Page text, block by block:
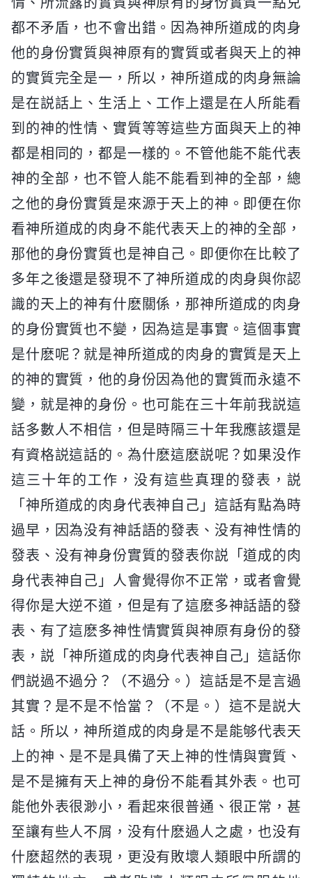
都不矛盾，也不會出錯。因為神所道成的肉身
他的身份實質與神原有的實質或者與天上的神
的實質完全是一，所以，神所道成的肉身無論
是在説話上、生活上、工作上還是在人所能看
到的神的性情、實質等等這些方面與天上的神
都是相同的，都是一樣的。不管他能不能代表
神的全部，也不管人能不能看到神的全部，總
之他的身份實質是來源于天上的神。即便在你
看神所道成的肉身不能代表天上的神的全部，
那他的身份實質也是神自己。即便你在比較了
多年之後還是發現不了神所道成的肉身與你認
識的天上的神有什麽關係，那神所道成的肉身
的身份實質也不變，因為這是事實。這個事實
是什麽呢？就是神所道成的肉身的實質是天上
的神的實質，他的身份因為他的實質而永遠不
變，就是神的身份。也可能在三十年前我説這
話多數人不相信，但是時隔三十年我應該還是
有資格説這話的。為什麽這麽説呢？如果没作
這三十年的工作，没有這些真理的發表，説
「神所道成的肉身代表神自己」這話有點為時
過早，因為没有神話語的發表、没有神性情的
發表、没有神身份實質的發表你説「道成的肉
身代表神自己」人會覺得你不正常，或者會覺
得你是大逆不道，但是有了這麽多神話語的發
表、有了這麽多神性情實質與神原有身份的發
表，説「神所道成的肉身代表神自己」這話你
們説過不過分？（不過分。）這話是不是言過
其實？是不是不恰當？（不是。）這不是説大
話。所以，神所道成的肉身是不是能够代表天
上的神、是不是具備了天上神的性情與實質、
是不是擁有天上神的身份不能看其外表。也可
能他外表很渺小，看起來很普通、很正常，甚
至讓有些人不屑，没有什麽過人之處，也没有
什麽超然的表現，更没有敗壞人類眼中所謂的